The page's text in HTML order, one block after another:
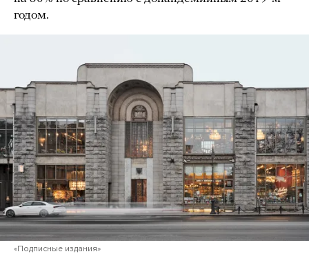
годом.
«Подписные издания»